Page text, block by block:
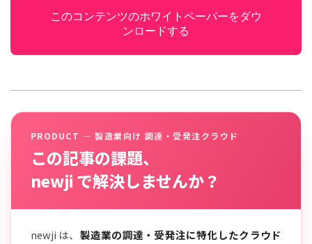
このコンテンツのホワイトペーパーをダウ
ンロードする
PRODUCT — 製造業向け 調達・受発注クラウド
この記事の課題、
newji で解決しませんか？
newji は、 製造業の調達・受発注に特化したクラウド